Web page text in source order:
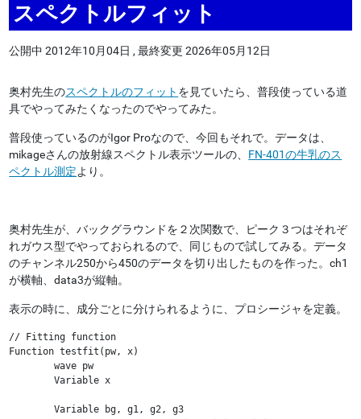
スペクトルフィット
公開中 2012年10月04日 ,最終変更 2026年05月12日
奥村先生のスペクトルのフィット を見ていたら、普段使っている道
具でやってみたくなったのでやってみた。
普段使っているのがIgor Proなので、今回もそれで。データは、
mikageさんの放射線スペクトル表示ツールの、 FN-401の牛乳のス
ペクトル測定より。
奥村先生が、バックグラウンドを２次関数で、ピーク３つはそれぞ
れガウス型でやっておられるので、同じもので試してみる。データ
のチャンネル250から450のデータを切り出したものを作った。ch1
が横軸、data3が縦軸。
表示の時に、成分ごとに分けられるように、プロシージャを定義。
// Fitting function
Function testfit(pw, x)
	wave pw
	Variable x
	Variable bg, g1, g2, g3